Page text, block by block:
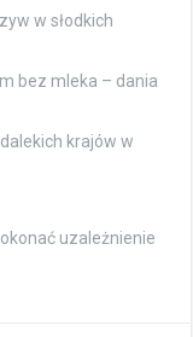
w słodkich
bez mleka – dania
krajów w
uzależnienie